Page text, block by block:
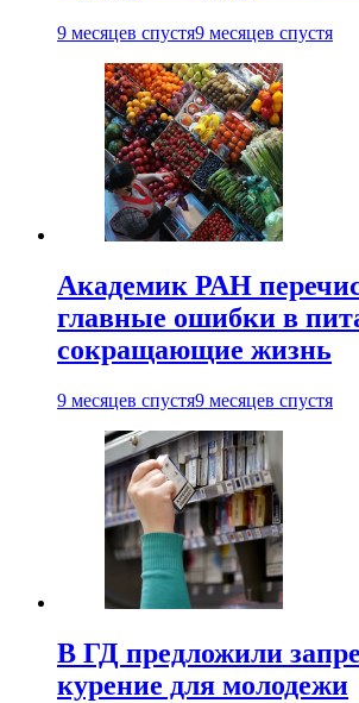
9 месяцев спустя9 месяцев спустя
Академик РАН
главные ошибки в
сокращающие жизнь
9 месяцев спустя9 месяцев спустя
В ГД предложили
курение для молодежи